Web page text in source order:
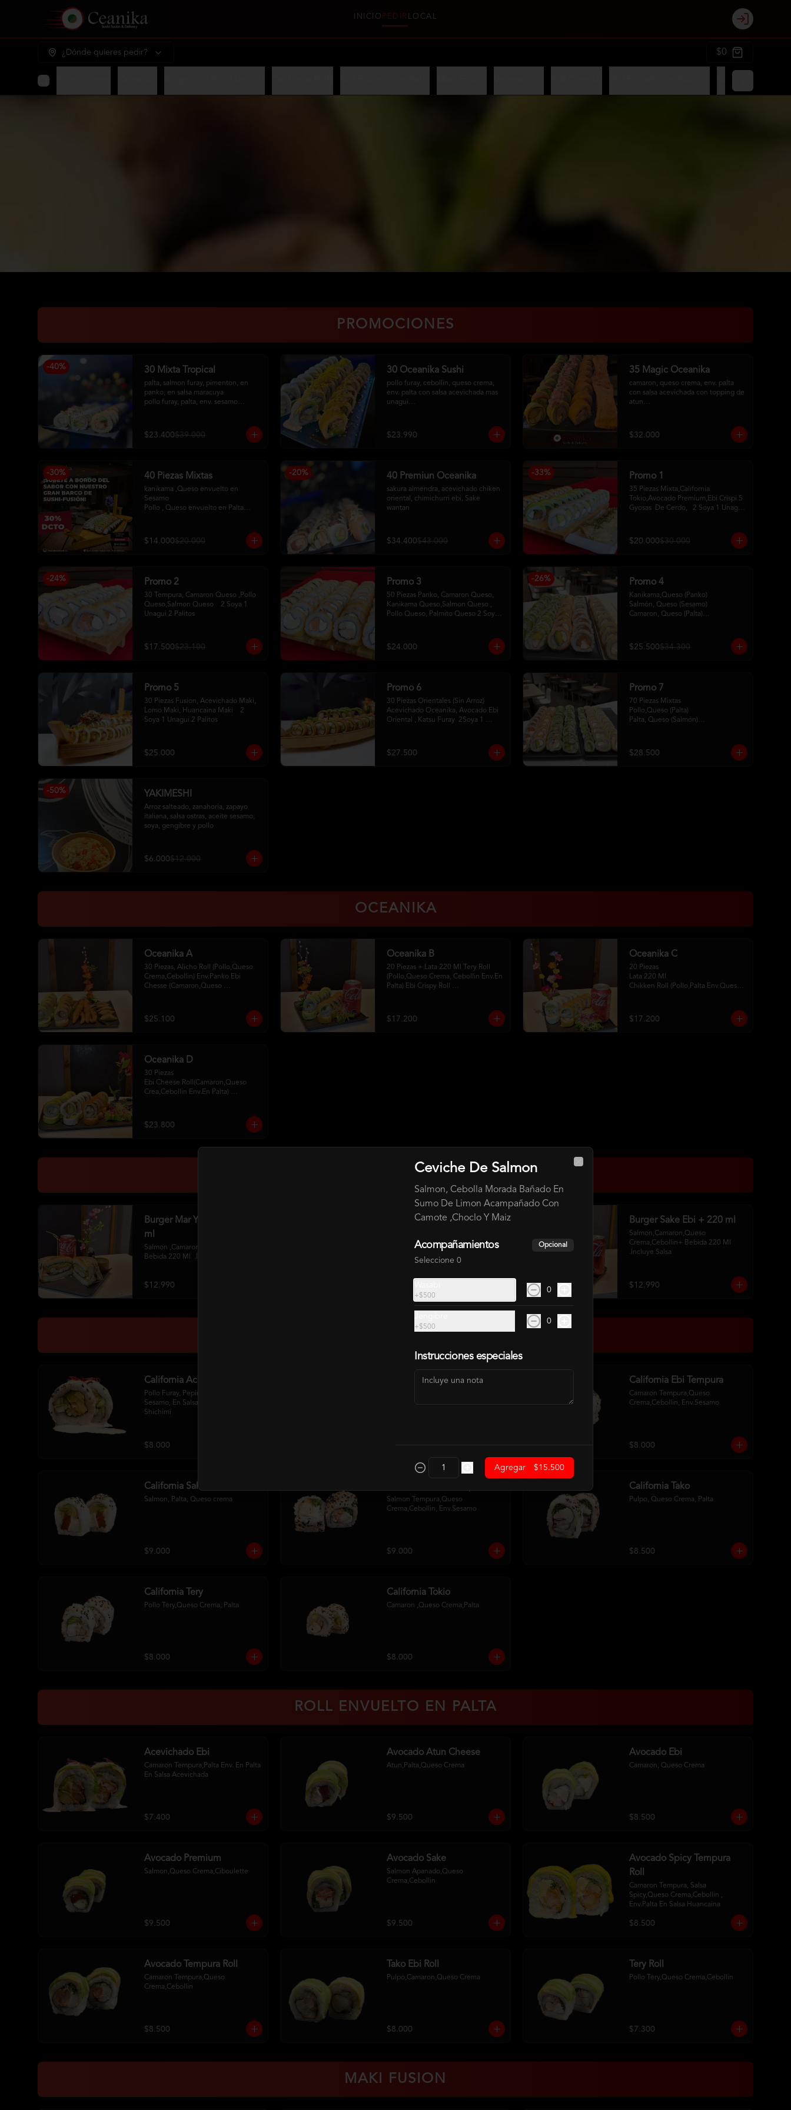
INICIO PEDIR LOCAL
Login
¿Dónde quieres pedir? $0
PROMOCIONES
-40% 30 Mixta Tropical
palta, salmon furay, pimenton, en
panko, en salsa maracuya
pollo furay, palta, env. sesamo
kanikama frito, salsa acevichada
$23.400$39.000
30 Oceanika Sushi
pollo furay, cebollin, queso crema,
env. palta con salsa acevichada mas
unagui
salmon furay, palta, cebollin, env.
panko con salsa maracuya
$23.990
35 Magic Oceanika
camaron, queso crema, env. palta
con salsa acevichada con topping de
atun
salsa acevichada
pollo, queso crema, cebollin, env.
$32.000
-30% 40 Piezas Mixtas
kanikama ,Queso envuelto en
Sesamo
Pollo , Queso envuelto en Palta
$14.000$20.000
-20% 40 Premiun Oceanika
sakura almendra, acevichado chiken
oriental, chimichurri ebi, Sake
wantan
$34.400$43.000
-33% Promo 1
35 Piezas Mixta,California
Tokio,Avocado Premium,Ebi Crispi 5
Gyosas  De Cerdo,   2 Soya 1 Unagui
$20.000$30.000
-24% Promo 2
30 Tempura, Camaron Queso ,Pollo
Queso,Salmon Queso    2 Soya 1
Unagui 2 Palitos
$17.500$23.100
Promo 3
50 Piezas Panko, Camaron Queso,
Kanikama Queso,Salmon Queso ,
Pollo Queso, Palmito Queso 2 Soya2
$24.000
-26% Promo 4
Kanikama,Queso (Panko)
Salmón, Queso (Sesamo)
Camaron, Queso (Palta)
$25.500$34.300
Promo 5
30 Piezas Fusion, Acevichado Maki,
Lomo Maki, Huancaina Maki    2
Soya 1 Unagui 2 Palitos
$25.000
Promo 6
30 Piezas Orientales (Sin Arroz)
Acevichado Oceanika, Avocado Ebi
Oriental , Katsu Furay  2Soya 1
$27.500
Promo 7
70 Piezas Mixtas
Pollo,Queso (Palta)
Palta, Queso (Salmón)
Kanikama, Queso (Tempura)
Camaron, Queso (Panko)
$28.500
-50% YAKIMESHI
Arroz salteado, zanahoria, zapayo
italiana, salsa ostras, aceite sesamo,
soya, gengibre y pollo
$6.000$12.000
OCEANIKA
Oceanika A
30 Piezas, Alicho Roll (Pollo,Queso
Crema,Cebollin) Env.Panko Ebi
Chesse (Camaron,Queso
2Palitos - 2 Soya- 1Unagui
$25.100
Oceanika B
20 Piezas + Lata 220 Ml Tery Roll
(Pollo,Queso Crema, Cebollin Env.En
Palta) Ebi Crispy Roll
-1Unagui
$17.200
Oceanika C
20 Piezas
Lata 220 Ml
Chikken Roll (Pollo,Palta Env.Queso
Crema ,Cebollin Env Tempura)
2Palitos -1  Soya -1 Unagui
$17.200
Oceanika D
30 Piezas
Ebi Cheese Roll(Camaron,Queso
Crea,Cebollin Env.En Palta)
Chikken Furay (Pollo,Queso Crema
,Ciboulette Env En Panko
$23.800
BURGER + 220 ML BEBIDA
Burger Mar Y Tierra + 220
ml
Salmon ,Camaron,Pollo ,Palta+ 1
Bebida 220 Ml  .Incluye Salsa
$12.990
Burger Mira Mar + 220 ml
eso Crema+ Bebida 220 Ml . Incluye
Burger Sake Ebi + 220 ml
Salmon,Camaron,Queso
Crema,Cebollin+ Bebida 220 Ml
.Incluye Salsa
$12.990
CALIFORNIA ROLLS
California Acevichada
Pollo Furay, Pepino, Palta Env. En
Sesamo, En Salsa Acevichada Y
Shichimi
$8.000
California Atun Cheese California Ebi Tempura
Camaron Tempura,Queso
Crema,Cebollin, Env.Sesamo
$8.000
California Sake Cheese
Salmon, Palta, Queso crema
$9.000
Salmon Tempura,Queso
Crema,Cebollin, Env.Sesamo
$9.000
California Tako
Pulpo, Queso Crema, Palta
$8.500
California Tery
Pollo Tery,Queso Crema, Palta
$8.000
California Tokio
Camaron ,Queso Crema,Palta
$8.000
ROLL ENVUELTO EN PALTA
Acevichado Ebi
Camaron Tempura,Palta Env. En Palta
En Salsa Acevichada
$7.400
Avocado Atun Cheese
Atun,Palta,Queso Crema
$9.500
Avocado Ebi
Camaron, Queso Crema
$8.500
Avocado Premium
Salmon,Queso Crema,Ciboulette
$9.500
Avocado Sake
Salmon Apanado,Queso
Crema,Cebollin
$9.500
Avocado Spicy Tempura
Roll
Camaron Tempura, Salsa
Spicy,Queso Crema,Cebollin ,
Env.Palta En Salsa Huancaina
$8.500
Avocado Tempura Roll
Camaron Tempura,Queso
Crema,Cebollin
$8.500
Tako Ebi Roll
Pulpo,Camaron,Queso Crema
$8.000
Tery Roll
Pollo Tery,Queso Crema,Cebollin
$7.300
MAKI FUSION
Ceviche De Salmon
Salmon, Cebolla Morada Bañado En
Sumo De Limon Acampañado Con
Camote ,Choclo Y Maiz
Acompañamientos Opcional
Seleccione 0
+$500
0
+$500
0
Instrucciones especiales
Agregar $15.500